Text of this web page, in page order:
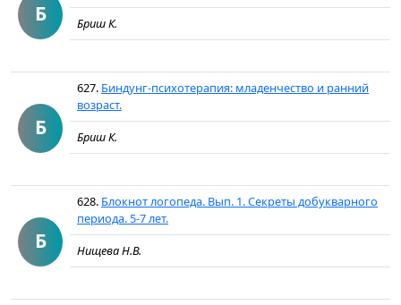
Б
Бриш К.
Б
627. Биндунг-психотерапия: младенчество и ранний
возраст.
Бриш К.
Б
628. Блокнот логопеда. Вып. 1. Секреты добукварного
периода. 5-7 лет.
Нищева Н.В.